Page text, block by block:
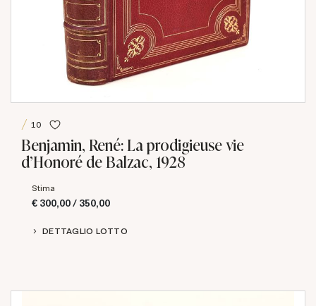
10
Benjamin, René: La prodigieuse vie
d’Honoré de Balzac, 1928
Stima
€ 300,00 / 350,00
DETTAGLIO LOTTO